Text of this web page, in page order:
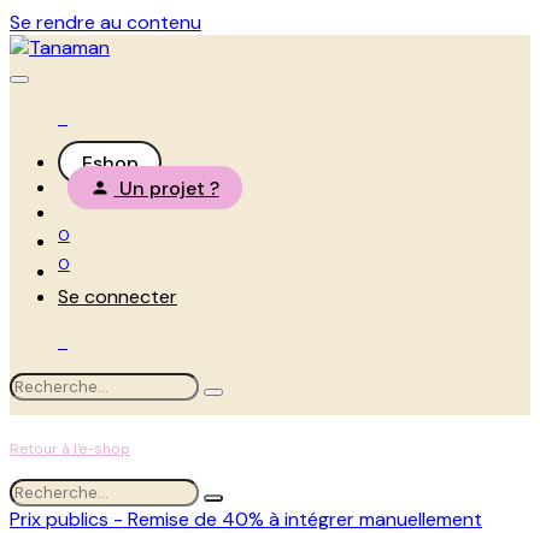
Se rendre au contenu
Eshop
Un projet ?
0
0
Se connecter
Retour à l'e-shop
Prix publics - Remise de 40% à intégrer manuellement